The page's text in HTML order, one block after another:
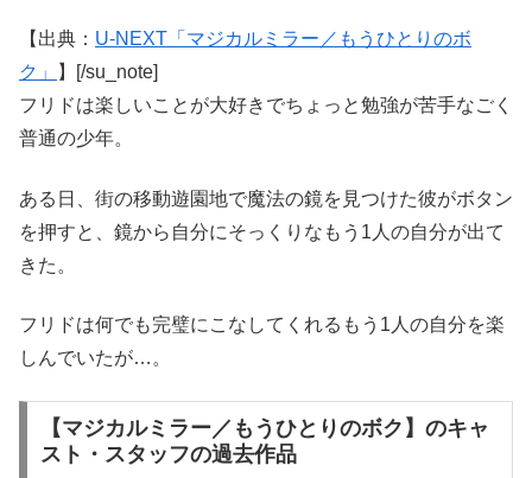
【出典： U-NEXT「マジカルミラー／もうひとりのボ
ク」
】[/su_note]
フリドは楽しいことが大好きでちょっと勉強が苦手なごく
普通の少年。
ある日、街の移動遊園地で魔法の鏡を見つけた彼がボタン
を押すと、鏡から自分にそっくりなもう1人の自分が出て
きた。
フリドは何でも完璧にこなしてくれるもう1人の自分を楽
しんでいたが…。
【マジカルミラー／もうひとりのボク】のキャ
スト・スタッフの過去作品